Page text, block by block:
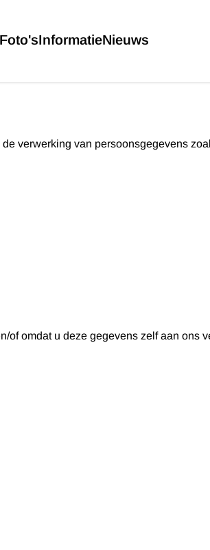
Foto'sInformatieNieuws
verwerking van persoonsgegevens
of omdat u deze gegevens zelf aan ons